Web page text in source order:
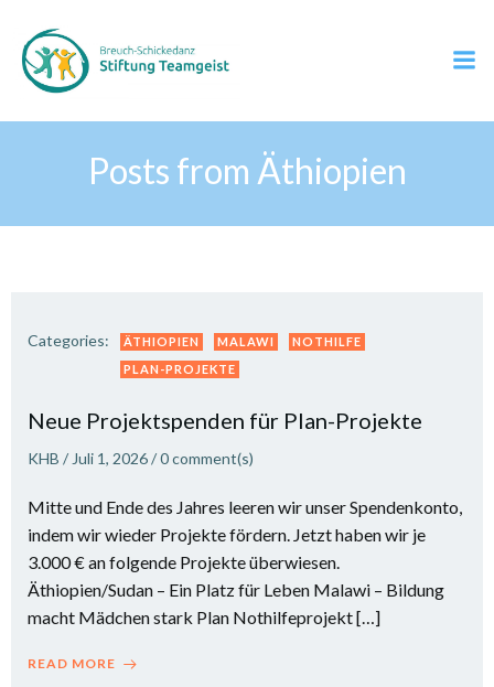
Posts from Äthiopien
Categories: ÄTHIOPIEN MALAWI
NOTHILFE
PLAN-PROJEKTE
Neue Projektspenden für Plan-Projekte
KHB / Juli 1, 2026/0comment(s)
Mitte und Ende des Jahres leeren wir unser Spendenkonto,
indem wir wieder Projekte fördern. Jetzt haben wir je
3.000 € an folgende Projekte überwiesen.
Äthiopien/Sudan – Ein Platz für Leben Malawi – Bildung
macht Mädchen stark Plan Nothilfeprojekt […]
READ MORE